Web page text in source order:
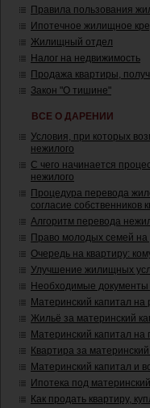
Правила пользования
Ипотечное жилищное
Жилищный отдел
Налог на недвижимость
Продажа квартиры,
Закон "О тишине"
ВСЕ О ДАРЕНИИ
Условия, при которых
нежилого
С чего начинается
нежилого
Процедура перевода
согласие собственников
Алгоритм перевода
Право молодых семей
Очередь на квартиру:
Улучшение жилищных
Необходимые
Материнский капитал на
Жильё за материнский
Материнский капитал на
Квартира за
Материнский капитал и
Ипотека под
Как продать квартиру,